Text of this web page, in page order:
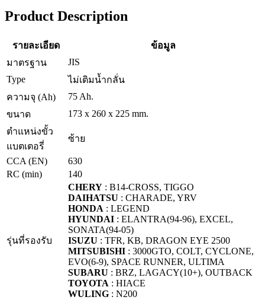
Product Description
รายละเอียด
ข้อมูล
มาตรฐาน
JIS
Type
ไม่เติมน้ำกลั่น
ความจุ (Ah)
75 Ah.
ขนาด
173 x 260 x 225 mm.
ตำแหน่งขั้ว
แบตเตอรี่
ซ้าย
CCA (EN)
630
RC (min)
140
รุ่นที่รองรับ
CHERY : B14-CROSS, TIGGO
DAIHATSU : CHARADE, YRV
HONDA : LEGEND
HYUNDAI : ELANTRA(94-96), EXCEL,
SONATA(94-05)
ISUZU : TFR, KB, DRAGON EYE 2500
MITSUBISHI : 3000GTO, COLT, CYCLONE,
EVO(6-9), SPACE RUNNER, ULTIMA
SUBARU : BRZ, LAGACY(10+), OUTBACK
TOYOTA : HIACE
WULING : N200